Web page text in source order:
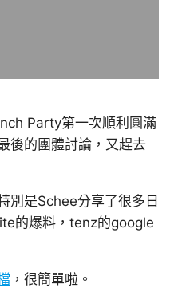
Party第一次順利圓滿
後的團體討論，又趕去
別是Schee分享了很多日
的爆料，tenz的google
，很簡單啦。